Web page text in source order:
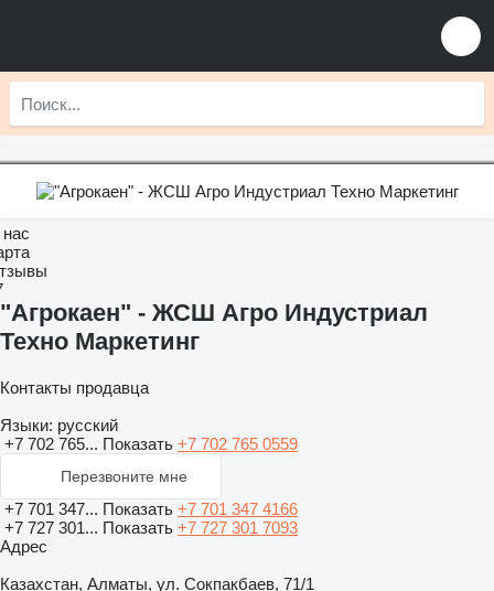
"Агрокаен" - ЖСШ Агро Индустриал
Техно Маркетинг
Контакты продавца
Языки: русский
+7 702 765... Показать +7 702 765 0559
Перезвоните мне
+7 701 347... Показать +7 701 347 4166
+7 727 301... Показать +7 727 301 7093
Адрес
Казахстан, Алматы, ул. Сокпакбаев, 71/1